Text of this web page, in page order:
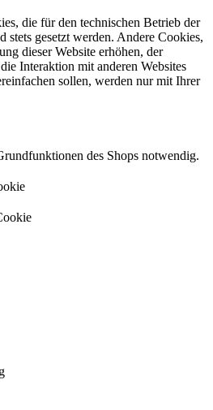
die für den technischen Betrieb der
stets gesetzt werden. Andere Cookies,
dieser Website erhöhen, der
Interaktion mit anderen Websites
sollen, werden nur mit Ihrer
des Shops notwendig.